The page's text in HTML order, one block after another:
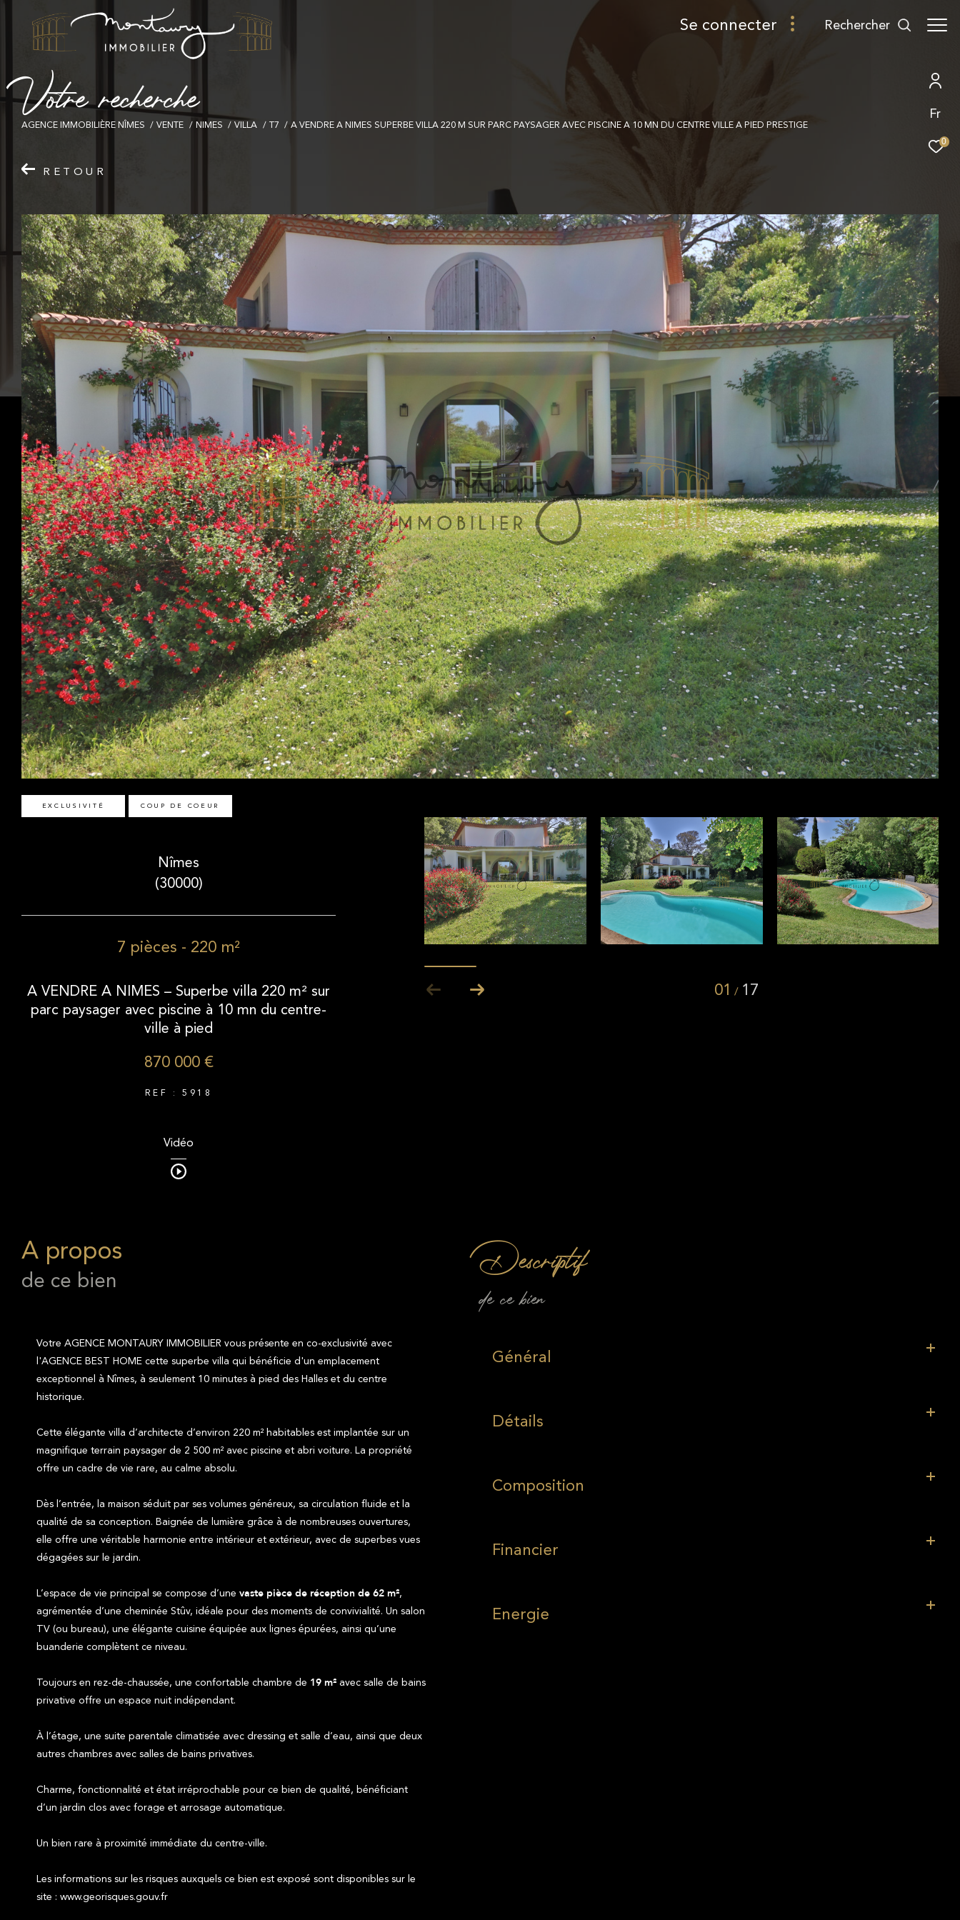
Fr
0
se connecter rechercher
Votrerecherche
AGENCE IMMOBILIÈRE NÎMES VENTE NIMES VILLA T7 A VENDRE A NIMES SUPERBE VILLA 220 M SUR PARC PAYSAGER AVEC PISCINE A 10 MN DU CENTRE VILLE A PIED PRESTIGE
RETOUR
EXCLUSIVITÉ COUP DE COEUR
01 / 17
Nîmes
(30000)
7 pièces - 220 m²
A VENDRE A NIMES – Superbe villa 220 m² sur
parc paysager avec piscine à 10 mn du centre-
ville à pied
870 000 €
REF : 5918
Vidéo
a propos
de ce bien
Votre AGENCE MONTAURY IMMOBILIER vous présente en co-exclusivité avec
l'AGENCE BEST HOME cette superbe villa qui bénéficie d'un emplacement
exceptionnel à Nîmes, à seulement 10 minutes à pied des Halles et du centre
historique.
Cette élégante villa d’architecte d’environ 220 m² habitables est implantée sur un
magnifique terrain paysager de 2 500 m² avec piscine et abri voiture. La propriété
offre un cadre de vie rare, au calme absolu.
Dès l’entrée, la maison séduit par ses volumes généreux, sa circulation fluide et la
qualité de sa conception. Baignée de lumière grâce à de nombreuses ouvertures,
elle offre une véritable harmonie entre intérieur et extérieur, avec de superbes vues
dégagées sur le jardin.
L’espace de vie principal se compose d’une vaste pièce de réception de 62 m²,
agrémentée d’une cheminée Stûv, idéale pour des moments de convivialité. Un salon
TV (ou bureau), une élégante cuisine équipée aux lignes épurées, ainsi qu’une
buanderie complètent ce niveau.
Toujours en rez-de-chaussée, une confortable chambre de 19 m² avec salle de bains
privative offre un espace nuit indépendant.
À l’étage, une suite parentale climatisée avec dressing et salle d’eau, ainsi que deux
autres chambres avec salles de bains privatives.
Charme, fonctionnalité et état irréprochable pour ce bien de qualité, bénéficiant
d’un jardin clos avec forage et arrosage automatique.
Un bien rare à proximité immédiate du centre-ville.
Les informations sur les risques auxquels ce bien est exposé sont disponibles sur le
site : www.georisques.gouv.fr
descriptif
de ce bien
Général
Détails
Composition
Financier
Energie